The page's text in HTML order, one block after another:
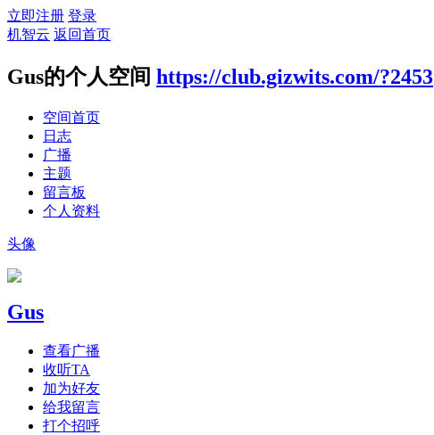
立即注册 登录
机智云 返回首页
Gus的个人空间 https://club.gizwits.com/?2453
空间首页
日志
广播
主题
留言板
个人资料
头像
Gus
查看广播
收听TA
加为好友
给我留言
打个招呼